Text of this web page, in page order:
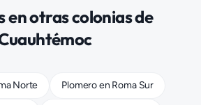
en otras colonias de
Norte Plomeroen Roma Sur